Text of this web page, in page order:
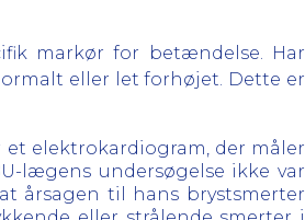
markør for betændelse. Har
eller let forhøjet. Dette er
et elektrokardiogram, der måler
lægens undersøgelse ikke var
årsagen til hans brystsmerter